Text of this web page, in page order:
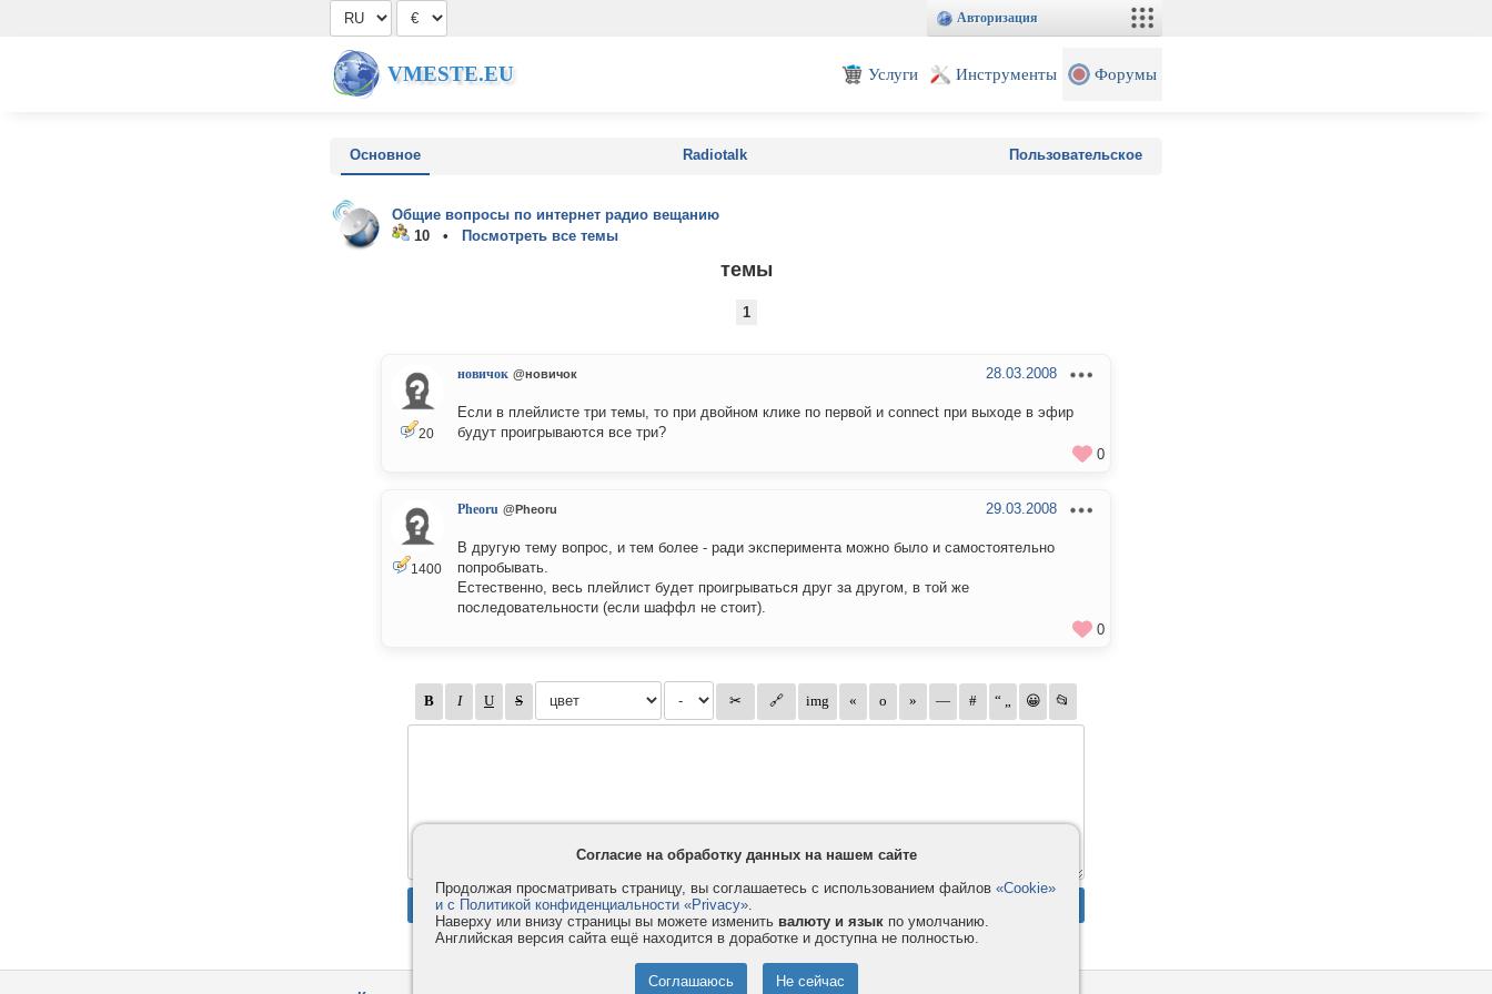
Авторизация
VMESTE.EU Услуги Инструменты Форумы
Основное Radiotalk Пользовательское
Общие вопросы по интернет радио вещанию
10 •
Посмотреть все темы
темы
1
20
новичок @новичок 28.03.2008
Если в плейлисте три темы, то при двойном клике по первой и connect при выходе в эфир
будут проигрываются все три?
0
1400
Pheoru @Pheoru 29.03.2008
В другую тему вопрос, и тем более - ради эксперимента можно было и самостоятельно
попробывать.
Естественно, весь плейлист будет проигрываться друг за другом, в той же
последовательности (если шаффл не стоит).
0
Согласие на обработку данных на нашем сайте
Продолжая просматривать страницу, вы соглашаетесь с использованием файлов «Cookie»
и с Политикой конфиденциальности «Privacy».
Наверху или внизу страницы вы можете изменить валюту и язык по умолчанию.
Английская версия сайта ещё находится в доработке и доступна не полностью.